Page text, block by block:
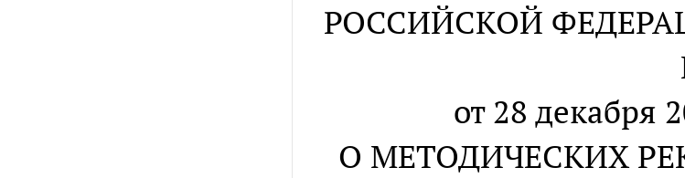
РОССИЙСКОЙ
от 28 декабря
О МЕТОДИЧЕСКИХ